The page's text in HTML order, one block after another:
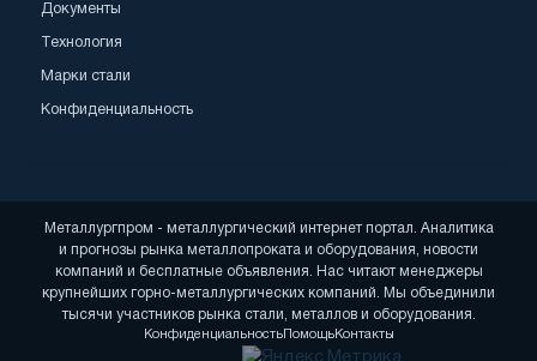
Документы
Технология
Марки стали
Конфиденциальность
Металлургпром - металлургический интернет портал. Аналитика
и прогнозы рынка металлопроката и оборудования, новости
компаний и бесплатные объявления. Нас читают менеджеры
крупнейших горно-металлургических компаний. Мы объединили
тысячи участников рынка стали, металлов и оборудования.
КонфиденциальностьПомощьКонтакты